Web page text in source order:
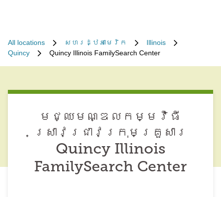
All locations សហរដ្ឋអាមេរិក
Illinois
Quincy
Quincy Illinois FamilySearch Center
មជ្ឈមណ្ឌល​កម្មវិធី​
ស្រាវជ្រាវ​ក្រុមគ្រួសារ
Quincy Illinois
FamilySearch Center